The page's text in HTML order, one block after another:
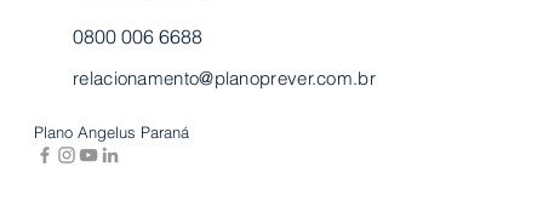
0800 006 6688
relacionamento@planoprever.com.br
Plano Angelus Paraná